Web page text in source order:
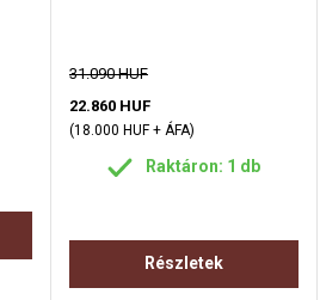
31.090 HUF
22.860 HUF
(18.000 HUF + ÁFA)
Raktáron: 1 db
Részletek